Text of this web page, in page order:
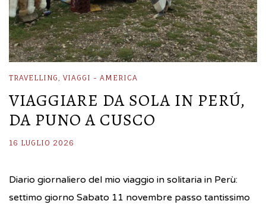
TRAVELLING , VIAGGI - AMERICA
VIAGGIARE DA SOLA IN PERÚ,
DA PUNO A CUSCO
16 LUGLIO 2026
Diario giornaliero del mio viaggio in solitaria in Perù:
settimo giorno Sabato 11 novembre passo tantissimo